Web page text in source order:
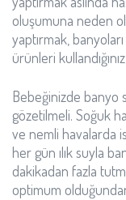
oluşumuna neden
yaptırmak,
ürünleri
Bebeğinizde banyo
gözetilmeli. Soğuk
ve nemli havalarda
her gün ılık suyla
dakikadan fazla
optimum